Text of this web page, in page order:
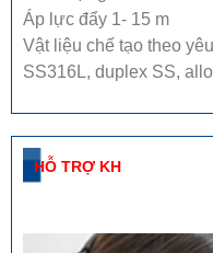
Áp lực đẩy 1- 15 m
Vật liệu chế tạo theo
SS316L, duplex SS,
HỖ TRỢ KH